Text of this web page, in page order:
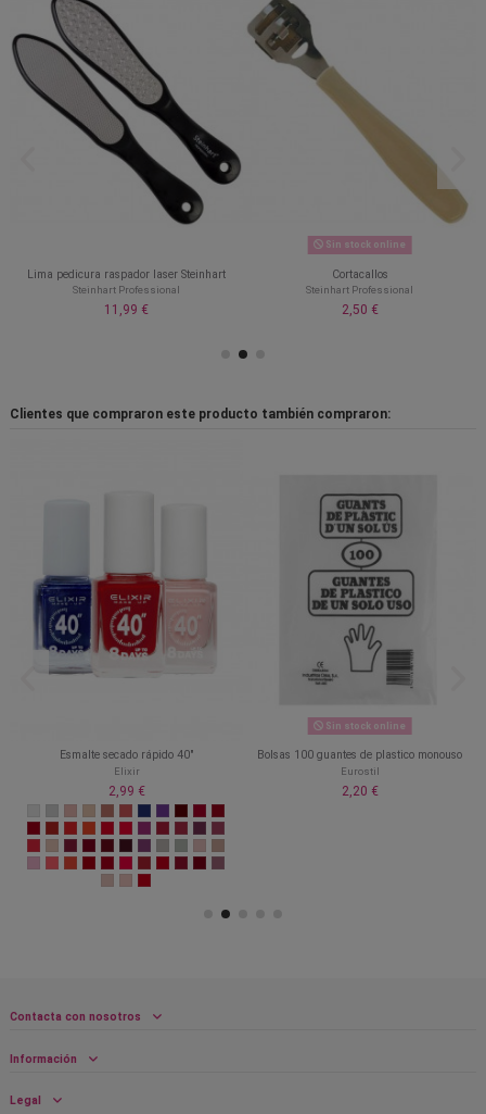
Lima pedicura raspador laser Steinhart
Steinhart Professional
11,99 €
Sin stock online
Cortacallos
Steinhart Professional
2,50 €
Clientes que compraron este producto también compraron:
Esmalte secado rápido 40"
Elixir
2,99 €
Sin stock online
Bolsas 100 guantes de plastico monouso
Eurostil
2,20 €
Contacta con nosotros
Información
Legal